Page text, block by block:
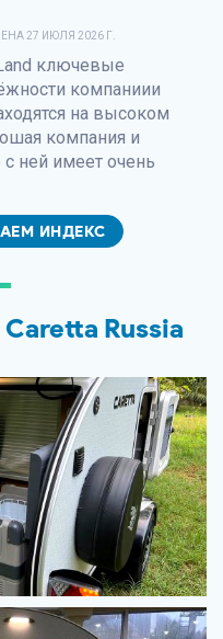
27 ИЮЛЯ 2026 Г.
ключевые
компаниии
на высоком
компания и
с ней имеет очень
ИНДЕКС
Russia